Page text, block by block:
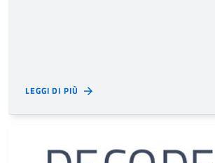
LEGGI DI PIÙ